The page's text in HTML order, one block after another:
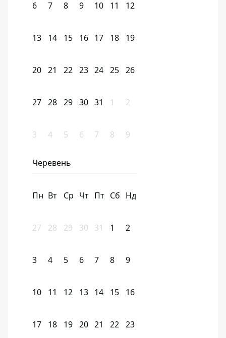
6 7 8 9 10 11 12
13 14 15 16 17 18 19
20 21 22 23 24 25 26
27 28 29 30 31 1 2
3 4 5 6 7 8 9
Черевень
Пн Вт Ср Чт Пт Сб Нд
27 28 29 30 31 1 2
3 4 5 6 7 8 9
10 11 12 13 14 15 16
17 18 19 20 21 22 23